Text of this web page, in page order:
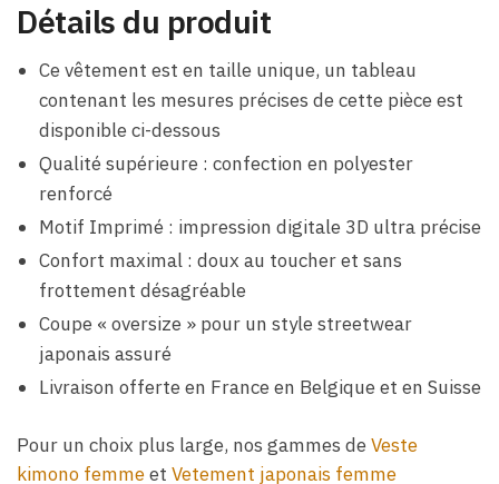
Détails du produit
Ce vêtement est en taille unique, un tableau
contenant les mesures précises de cette pièce est
disponible ci-dessous
Qualité supérieure : confection en polyester
renforcé
Motif Imprimé : impression digitale 3D ultra précise
Confort maximal : doux au toucher et sans
frottement désagréable
Coupe « oversize » pour un style streetwear
japonais assuré
Livraison offerte en France en Belgique et en Suisse
Pour un choix plus large, nos gammes deVeste
kimono femmeet Vetement japonais femme